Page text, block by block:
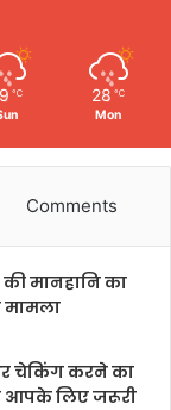
℃ 28 ℃
Mon
Comments
मानहानि का
मामला
चेकिंग करने का
आपके लिए जरूरी